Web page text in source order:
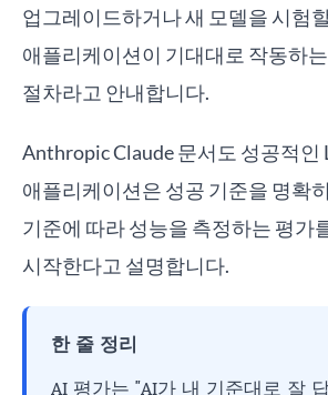
업그레이드하거나 새 모델을 시험
애플리케이션이 기대대로 작동하
절차라고 안내합니다.
Anthropic Claude 문서도 성공적인
애플리케이션은 성공 기준을 명확
기준에 따라 성능을 측정하는 평가
시작한다고 설명합니다.
한 줄 정리
AI 평가는 "AI가 내 기준대로 잘